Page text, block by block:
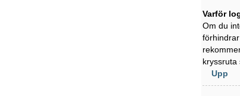
Varför
Om du
kryssruta
Upp